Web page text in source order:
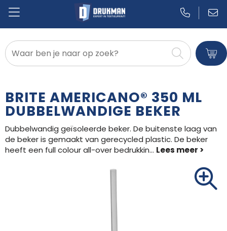
Badtextiel en Douche
Bodywarmers
Broeken en Rokken
Caps, Hoeden en Mutsen
Handschoenen en Sjaals
BRITE AMERICANO® 350 ML
DUBBELWANDIGE BEKER
Dubbelwandig geïsoleerde beker. De buitenste laag van
de beker is gemaakt van gerecycled plastic. De beker
heeft een full colour all-over bedrukkin...